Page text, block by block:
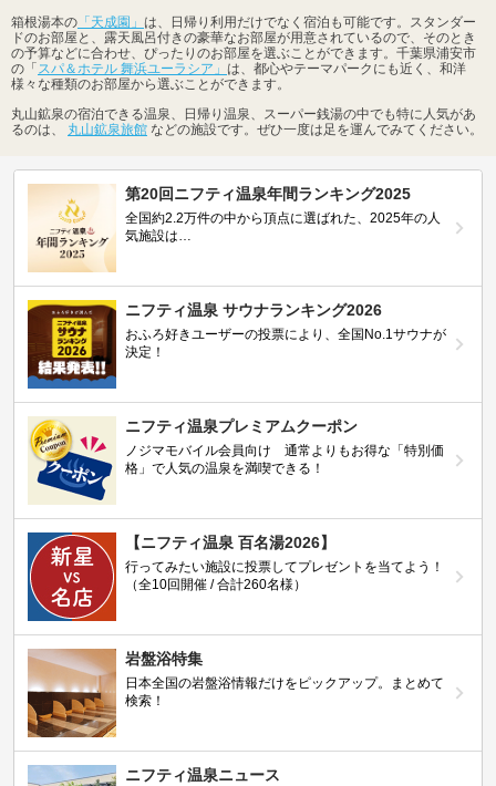
箱根湯本の 「天成園」 は、日帰り利用だけでなく宿泊も可能です。スタンダー
ドのお部屋と、露天風呂付きの豪華なお部屋が用意されているので、そのとき
の予算などに合わせ、ぴったりのお部屋を選ぶことができます。千葉県浦安市
の「スパ＆ホテル 舞浜ユーラシア」 は、都心やテーマパークにも近く、和洋
様々な種類のお部屋から選ぶことができます。
丸山鉱泉の宿泊できる温泉、日帰り温泉、スーパー銭湯の中でも特に人気があ
るのは、 丸山鉱泉旅館 などの施設です。ぜひ一度は足を運んでみてください。
第20回ニフティ温泉年間ランキング2025
全国約2.2万件の中から頂点に選ばれた、2025年の人
気施設は…
ニフティ温泉 サウナランキング2026
おふろ好きユーザーの投票により、全国No.1サウナが
決定！
ニフティ温泉プレミアムクーポン
ノジマモバイル会員向け 通常よりもお得な「特別価
格」で人気の温泉を満喫できる！
【ニフティ温泉 百名湯2026】
行ってみたい施設に投票してプレゼントを当てよう！
（全10回開催 / 合計260名様）
岩盤浴特集
日本全国の岩盤浴情報だけをピックアップ。まとめて
検索！
ニフティ温泉ニュース